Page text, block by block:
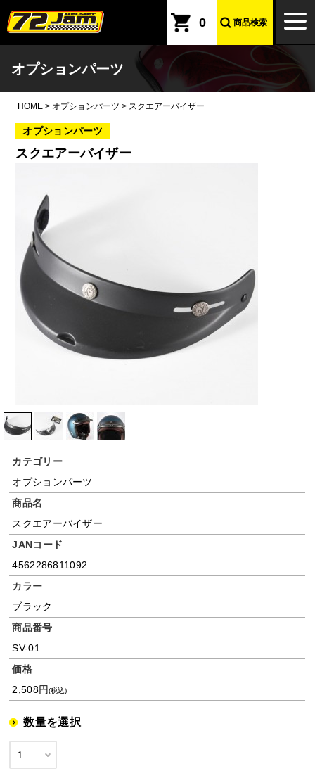
本文へ
0 商品検索
オプションパーツ
HOME > オプションパーツ > スクエアーバイザー
オプションパーツ
スクエアーバイザー
カテゴリー
オプションパーツ
商品名
スクエアーバイザー
JANコード
4562286811092
カラー
ブラック
商品番号
SV-01
価格
2,508円(税込)
数量を選択